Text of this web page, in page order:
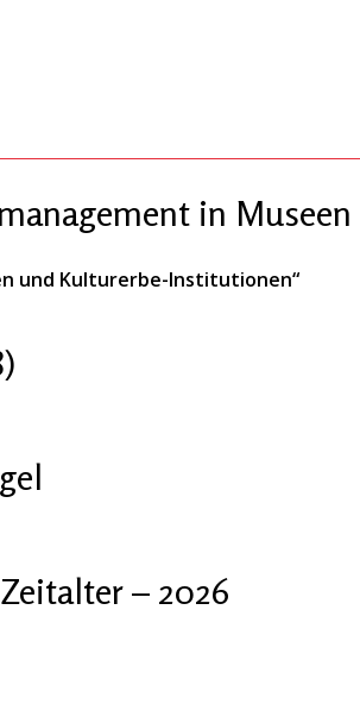
in Museen
und Kulturerbe-Institutionen“
– 2026